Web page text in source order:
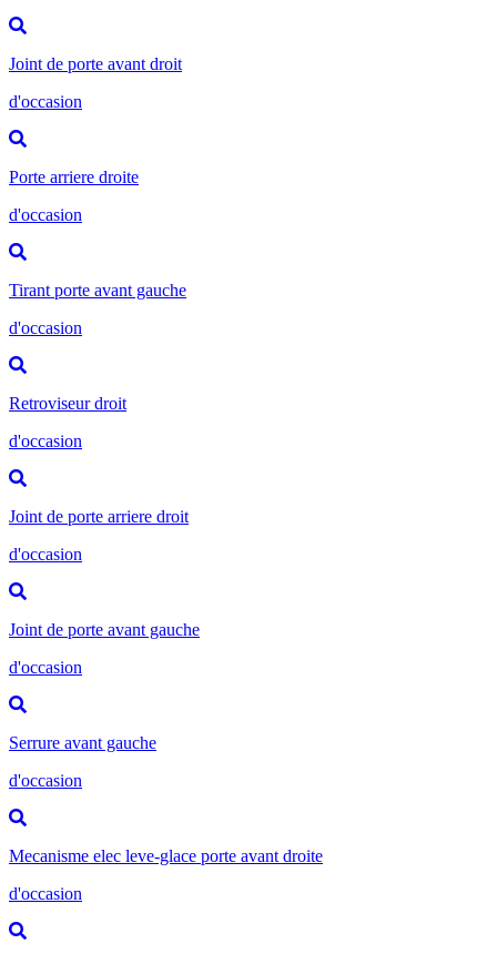
Joint de porte avant droit
d'occasion
Porte arriere droite
d'occasion
Tirant porte avant gauche
d'occasion
Retroviseur droit
d'occasion
Joint de porte arriere droit
d'occasion
Joint de porte avant gauche
d'occasion
Serrure avant gauche
d'occasion
Mecanisme elec leve-glace porte avant droite
d'occasion